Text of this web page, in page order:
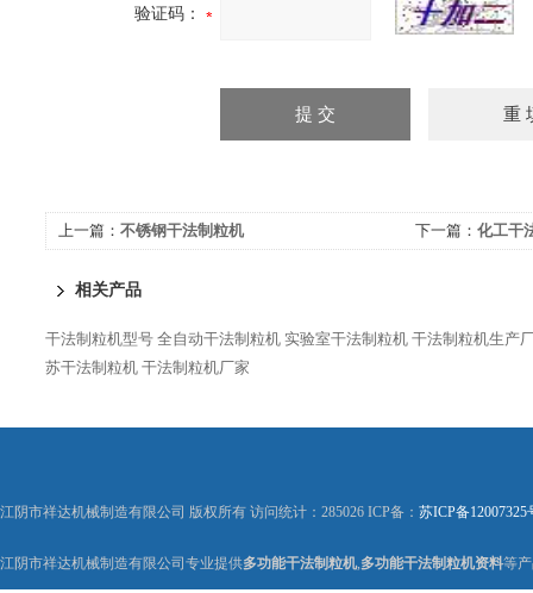
验证码：
上一篇： 不锈钢干法制粒机 下一篇： 化工干
相关产品
干法制粒机型号 全自动干法制粒机 实验室干法制粒机 干法制粒机生产
苏干法制粒机 干法制粒机厂家
江阴市祥达机械制造有限公司 版权所有 访问统计：285026 ICP备： 苏ICP备12007325
江阴市祥达机械制造有限公司专业提供多功能干法制粒机,多功能干法制粒机资料等